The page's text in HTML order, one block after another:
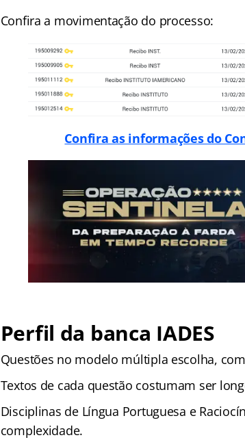
Confira a movimentação do processo:
Confira as informações do
Perfil da banca IADES
Questões no modelo múltipla escolha,
Textos de cada questão costumam ser
Disciplinas de Língua Portuguesa e
complexidade.